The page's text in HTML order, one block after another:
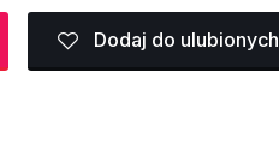
Dodaj do ulubionych